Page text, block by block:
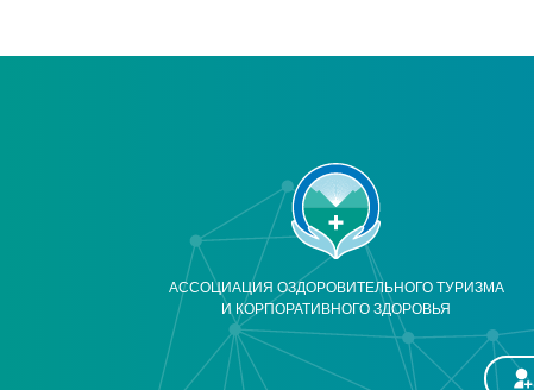
АССОЦИАЦИЯ ОЗДОРОВИТЕЛЬНОГО ТУРИЗМА
И КОРПОРАТИВНОГО ЗДОРОВЬЯ